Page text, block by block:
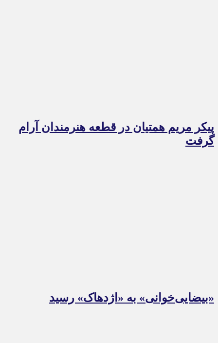
پیکر مریم همتیان در قطعه هنرمندان آرام
گرفت
«بیضایی‌خوانی» به «اژدهاک» رسید